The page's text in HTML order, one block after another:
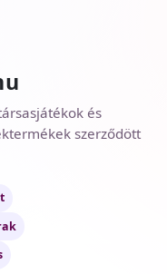
és
szerződött